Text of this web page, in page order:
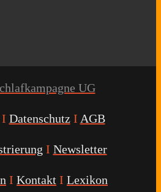
UG
I Datenschutz I AGB
I Newsletter
I Kontakt I Lexikon